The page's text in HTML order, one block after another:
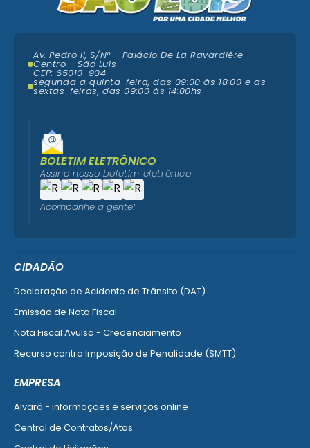
CIDADÃO
Declaração de Acidente de Trânsito (DAT)
Emissão de Nota Fiscal
Nota Fiscal Avulsa - Credenciamento
Recurso contra Imposição de Penalidade (SMTT)
EMPRESA
Alvará - informações e serviços online
Central de Contratos/Atas
Av. Pedro II, S/N° - Palácio De La Ravardière -
Centro - São Luís
CEP: 65010-904
segunda a quinta-feira, das 09:00 ás 18:00 e as
sextas-feiras, das 09:00 às 14:00hs
BOLETIM ELETRÔNICO
Assine nosso boletim eletrônico
Acompanhe a gente!